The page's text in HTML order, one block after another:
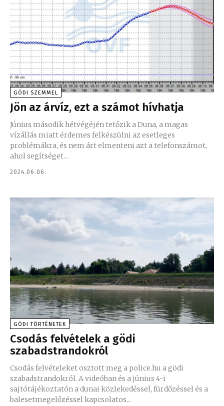
GÖDI SZEMMEL
Jön az árvíz, ezt a számot hívhatja
Június második hétvégéjén tetőzik a Duna, a magas
vízállás miatt érdemes felkészülni az esetleges
problémákra, és nem árt elmenteni azt a telefonszámot,
ahol segítséget...
2024.06.06.
GÖDI TÖRTÉNETEK
Csodás felvételek a gödi
szabadstrandokról
Csodás felvételeket osztott meg a police.hu a gödi
szabadstrandokról. A videóban és a június 4-i
sajtótájékoztatón a dunai közlekedéssel, fürdőzéssel és a
balesetmegelőzéssel kapcsolatos...